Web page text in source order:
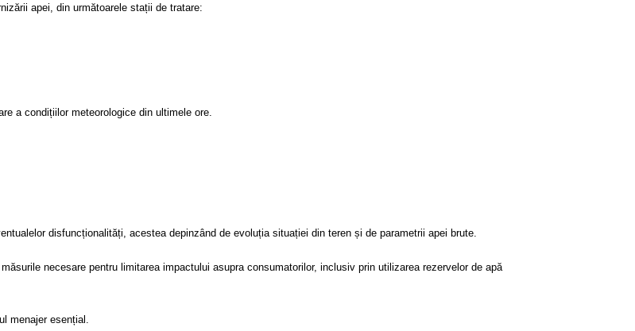
apei, din următoarele stații de tratare:
a condițiilor meteorologice din ultimele ore.
disfuncționalități, acestea depinzând de evoluția situației din teren și de parametrii apei brute.
necesare pentru limitarea impactului asupra consumatorilor, inclusiv prin utilizarea rezervelor de apă
menajer esențial.